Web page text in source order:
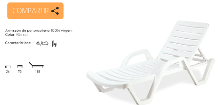
COMPARTIR